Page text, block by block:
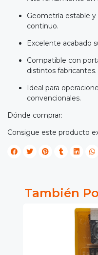
Geometría estable y
continuo.
Excelente acabado
Compatible con
distintos fabricantes.
Ideal para
convencionales.
Dónde comprar:
Consigue este producto
También